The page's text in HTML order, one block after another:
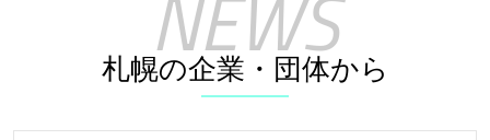
札幌の企業・団体から